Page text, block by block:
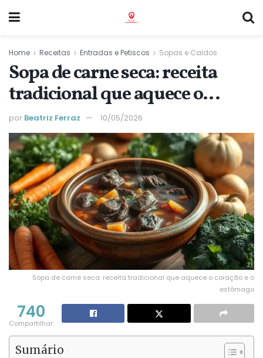
Home Receitas Entradas e Petiscos Sopas e Caldos
Sopa de carne seca: receita
tradicional que aquece o
coração e o estômago
por Beatriz Ferraz 10/05/2026
Sopa de carne seca: receita tradicional que aquece o coração e o
estômago
740
Compartilhar
Sumário